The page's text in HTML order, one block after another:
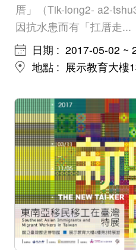
圓
夢
計
畫
網
站
導
覽
友
善
措
厝」（Tik-long2- a2-
因抗水患而有「扛厝走...
日期
2017-05-02 ~
地點
展示教育大樓